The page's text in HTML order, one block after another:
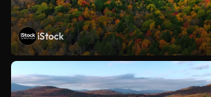
iStock